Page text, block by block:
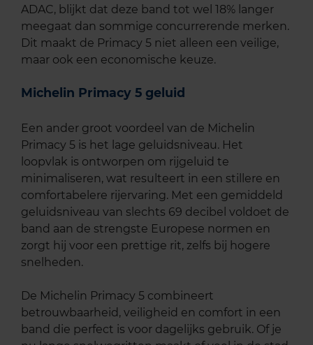
ADAC, blijkt dat deze band tot wel 18% langer
meegaat dan sommige concurrerende merken.
Dit maakt de Primacy 5 niet alleen een veilige,
maar ook een economische keuze.
Michelin Primacy 5 geluid
Een ander groot voordeel van de Michelin
Primacy 5 is het lage geluidsniveau. Het
loopvlak is ontworpen om rijgeluid te
minimaliseren, wat resulteert in een stillere en
comfortabelere rijervaring. Met een gemiddeld
geluidsniveau van slechts 69 decibel voldoet de
band aan de strengste Europese normen en
zorgt hij voor een prettige rit, zelfs bij hogere
snelheden.
De Michelin Primacy 5 combineert
betrouwbaarheid, veiligheid en comfort in een
band die perfect is voor dagelijks gebruik. Of je